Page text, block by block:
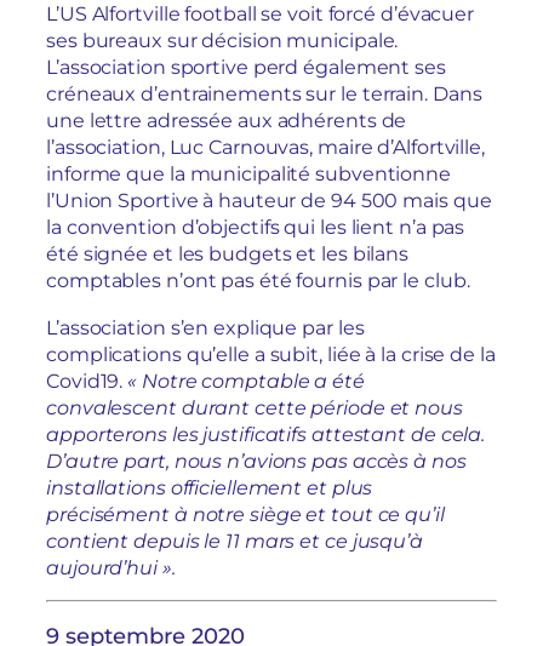
L’US Alfortville football se voit forcé d’évacuer
ses bureaux sur décision municipale.
L’association sportive perd également ses
créneaux d’entrainements sur le terrain. Dans
une lettre adressée aux adhérents de
l’association, Luc Carnouvas, maire d’Alfortville,
informe que la municipalité subventionne
l’Union Sportive à hauteur de 94 500 mais que
la convention d’objectifs qui les lient n’a pas
été signée et les budgets et les bilans
comptables n’ont pas été fournis par le club.
L’association s’en explique par les
complications qu’elle a subit, liée à la crise de la
Covid19. « Notre comptable a été
convalescent durant cette période et nous
apporterons les justificatifs attestant de cela.
D’autre part, nous n’avions pas accès à nos
installations officiellement et plus
précisément à notre siège et tout ce qu’il
contient depuis le 11 mars et ce jusqu’à
aujourd’hui ».
9 septembre 2020